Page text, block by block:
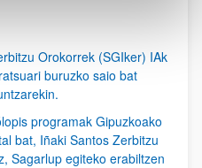
Orokorrek (SGIker) IAk
buruzko saio bat
programak Gipuzkoako
bat, Iñaki Santos Zerbitzu
Sagarlup egiteko erabiltzen